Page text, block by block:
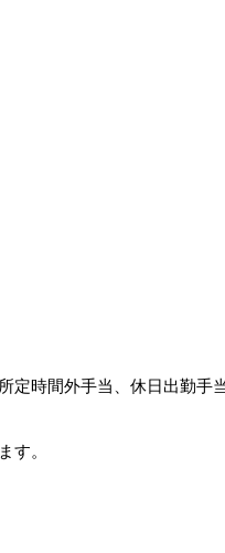
時間外手当、休日出勤手
す。